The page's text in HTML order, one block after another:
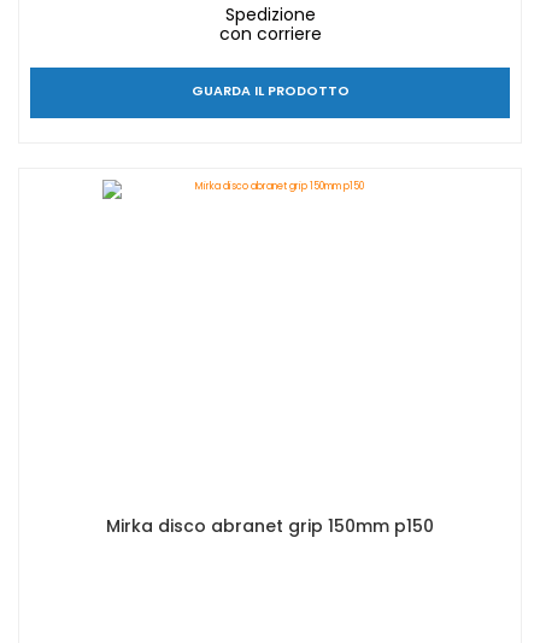
Spedizione
con corriere
GUARDA IL PRODOTTO
Mirka disco abranet grip 150mm p150